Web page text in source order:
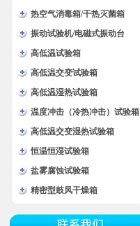
热空气消毒箱/干热灭菌箱
振动试验机/电磁式振动台
高低温试验箱
高低温交变试验箱
高低温湿热试验箱
温度冲击（冷热冲击）试验箱
高低温交变湿热试验箱
恒温恒湿试验箱
盐雾腐蚀试验箱
精密型鼓风干燥箱